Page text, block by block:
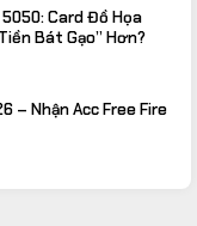
5050: Card Đồ Họa
Bát Gạo” Hơn?
– Nhận Acc Free Fire